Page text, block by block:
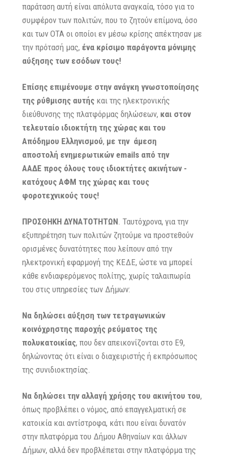
παράταση αυτή είναι απόλυτα αναγκαία, τόσο για το
συμφέρον των πολιτών, που το ζητούν επίμονα, όσο
και των ΟΤΑ οι οποίοι εν μέσω κρίσης απέκτησαν με
την πρότασή μας, ένα κρίσιμο παράγοντα μόνιμης
αύξησης των εσόδων τους!
Επίσης επιμένουμε στην ανάγκη γνωστοποίησης
της ρύθμισης αυτήςκαι της ηλεκτρονικής
διεύθυνσης της πλατφόρμας δηλώσεων, και στον
τελευταίο ιδιοκτήτη της χώρας και του
Απόδημου Ελληνισμού, με την άμεση
αποστολή ενημερωτικών emails από την
ΑΑΔΕ προς όλους τους ιδιοκτήτες ακινήτων -
κατόχους ΑΦΜ της χώρας και τους
φοροτεχνικούς τους!
ΠΡΟΣΘΗΚΗ ΔΥΝΑΤΟΤΗΤΩΝ. Ταυτόχρονα, για την
εξυπηρέτηση των πολιτών ζητούμε να προστεθούν
ορισμένες δυνατότητες που λείπουν από την
ηλεκτρονική εφαρμογή της ΚΕΔΕ, ώστε να μπορεί
κάθε ενδιαφερόμενος πολίτης, χωρίς ταλαιπωρία
του στις υπηρεσίες των Δήμων:
Να δηλώσει αύξηση των τετραγωνικών
κοινόχρηστης παροχής ρεύματος της
πολυκατοικίας, που δεν απεικονίζονται στο Ε9,
δηλώνοντας ότι είναι ο διαχειριστής ή εκπρόσωπος
της συνιδιοκτησίας.
Να δηλώσει την αλλαγή χρήσης του ακινήτου του,
όπως προβλέπει ο νόμος, από επαγγελματική σε
κατοικία και αντίστροφα, κάτι που είναι δυνατόν
στην πλατφόρμα του Δήμου Αθηναίων και άλλων
Δήμων, αλλά δεν προβλέπεται στην πλατφόρμα της